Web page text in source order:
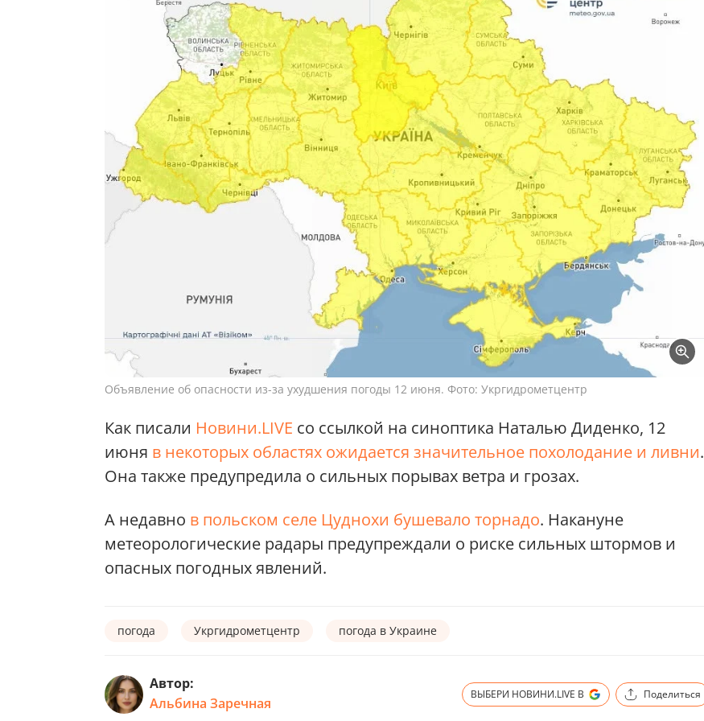
Объявление об опасности из-за ухудшения погоды 12 июня. Фото: Укргидрометцентр
Как писали Новини.LIVE со ссылкой на синоптика Наталью Диденко, 12
июня в некоторых областях ожидается значительное похолодание и ливни.
Она также предупредила о сильных порывах ветра и грозах.
А недавно в польском селе Цуднохи бушевало торнадо. Накануне
метеорологические радары предупреждали о риске сильных штормов и
опасных погодных явлений.
погода Укргидрометцентр погода в Украине
Автор:
Альбина Заречная
ВЫБЕРИ НОВИНИ.LIVE В Поделиться